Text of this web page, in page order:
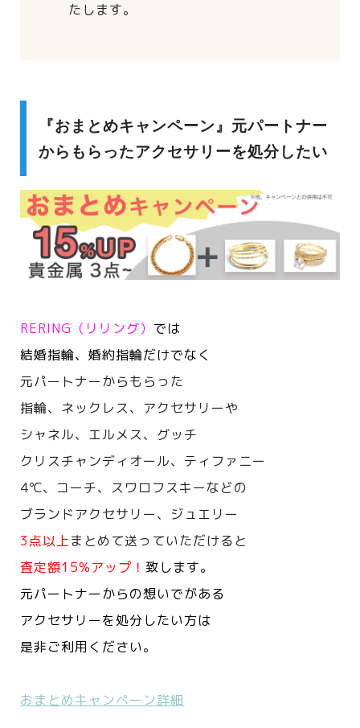
たします。
『おまとめキャンペーン』元パートナー
からもらったアクセサリーを処分したい
RERING（リリング） では
結婚指輪、婚約指輪だけでなく
元パートナーからもらった
指輪、ネックレス、アクセサリーや
シャネル、エルメス、 グッチ
クリスチャンディオール、ティファニー
4℃、コーチ、スワロフスキーなどの
ブランドアクセサリー、ジュエリー
3点以上まとめて送っていただけると
査定額15%アップ！ 致します。
元パートナーからの想いでがある
アクセサリーを処分したい方は
是非ご利用ください。
おまとめキャンペーン詳細